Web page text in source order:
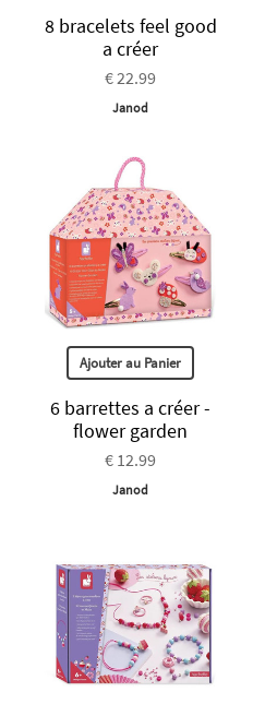
8 bracelets feel good
a créer
€ 22.99
Janod
Ajouter au Panier
6 barrettes a créer -
flower garden
€ 12.99
Janod